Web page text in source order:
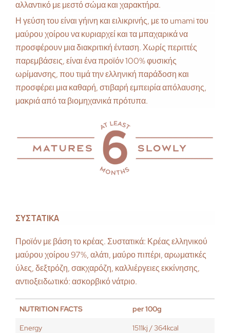
αλλαντικό με μεστό σώμα και χαρακτήρα.
Η γεύση του είναι γήινη και ειλικρινής, με το umami του
μαύρου χοίρου να κυριαρχεί και τα μπαχαρικά να
προσφέρουν μια διακριτική ένταση. Χωρίς περιττές
παρεμβάσεις, είναι ένα προϊόν 100% φυσικής
ωρίμανσης, που τιμά την ελληνική παράδοση και
προσφέρει μια καθαρή, στιβαρή εμπειρία απόλαυσης,
μακριά από τα βιομηχανικά πρότυπα.
ΣΥΣΤΑΤΙΚΑ
Προϊόν με βάση το κρέας. Συστατικά: Κρέας ελληνικού
μαύρου χοίρου 97%, αλάτι, μαύρο πιπέρι, αρωματικές
ύλες, δεξτρόζη, σακχαρόζη, καλλιέργειες εκκίνησης,
αντιοξειδωτικό: ασκορβικό νάτριο.
NUTRITION FACTS
per 100g
Energy
1511kj / 364kcal